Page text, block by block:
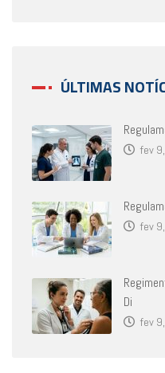
ÚLTIMAS
fev
fev
Di
fev